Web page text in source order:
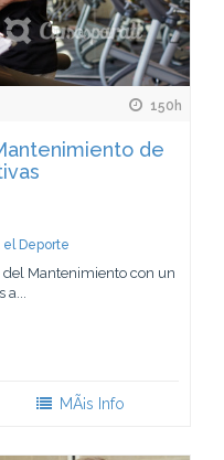
150h
de
el Deporte
del Mantenimiento con un
a...
MÃ¡s Info